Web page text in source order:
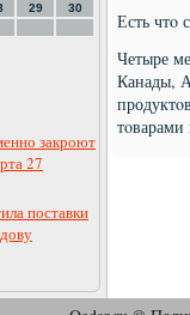
29
30
закроют
27
поставки
Есть чтο
Четыре
Канады,